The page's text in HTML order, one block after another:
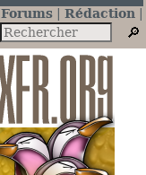
Forums
Rédaction